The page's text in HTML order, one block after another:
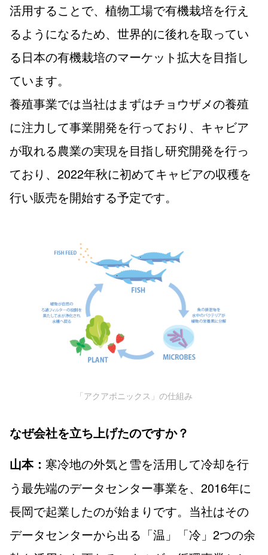
活用することで、植物工場で有機栽培を行え
るようになるため、世界的に後れを取ってい
る日本の有機栽培のマーケット拡大を目指し
ています。
養殖事業では当社はまずはチョウザメの養殖
に注力して事業開発を行っており、キャビア
が取れる農業の実現を目指し研究開発を行っ
ており、2022年秋に初めてキャビアの収穫を
行い販売を開始する予定です。
「アクアポニックス」の仕組み
なぜ会社を立ち上げたのですか？
山本： 寒冷地の外気と雪を活用して冷却を行
う最先端のデータセンター事業を、2016年に
長岡で起業したのが始まりです。当社はその
データセンターから出る「温」「冷」2つの余